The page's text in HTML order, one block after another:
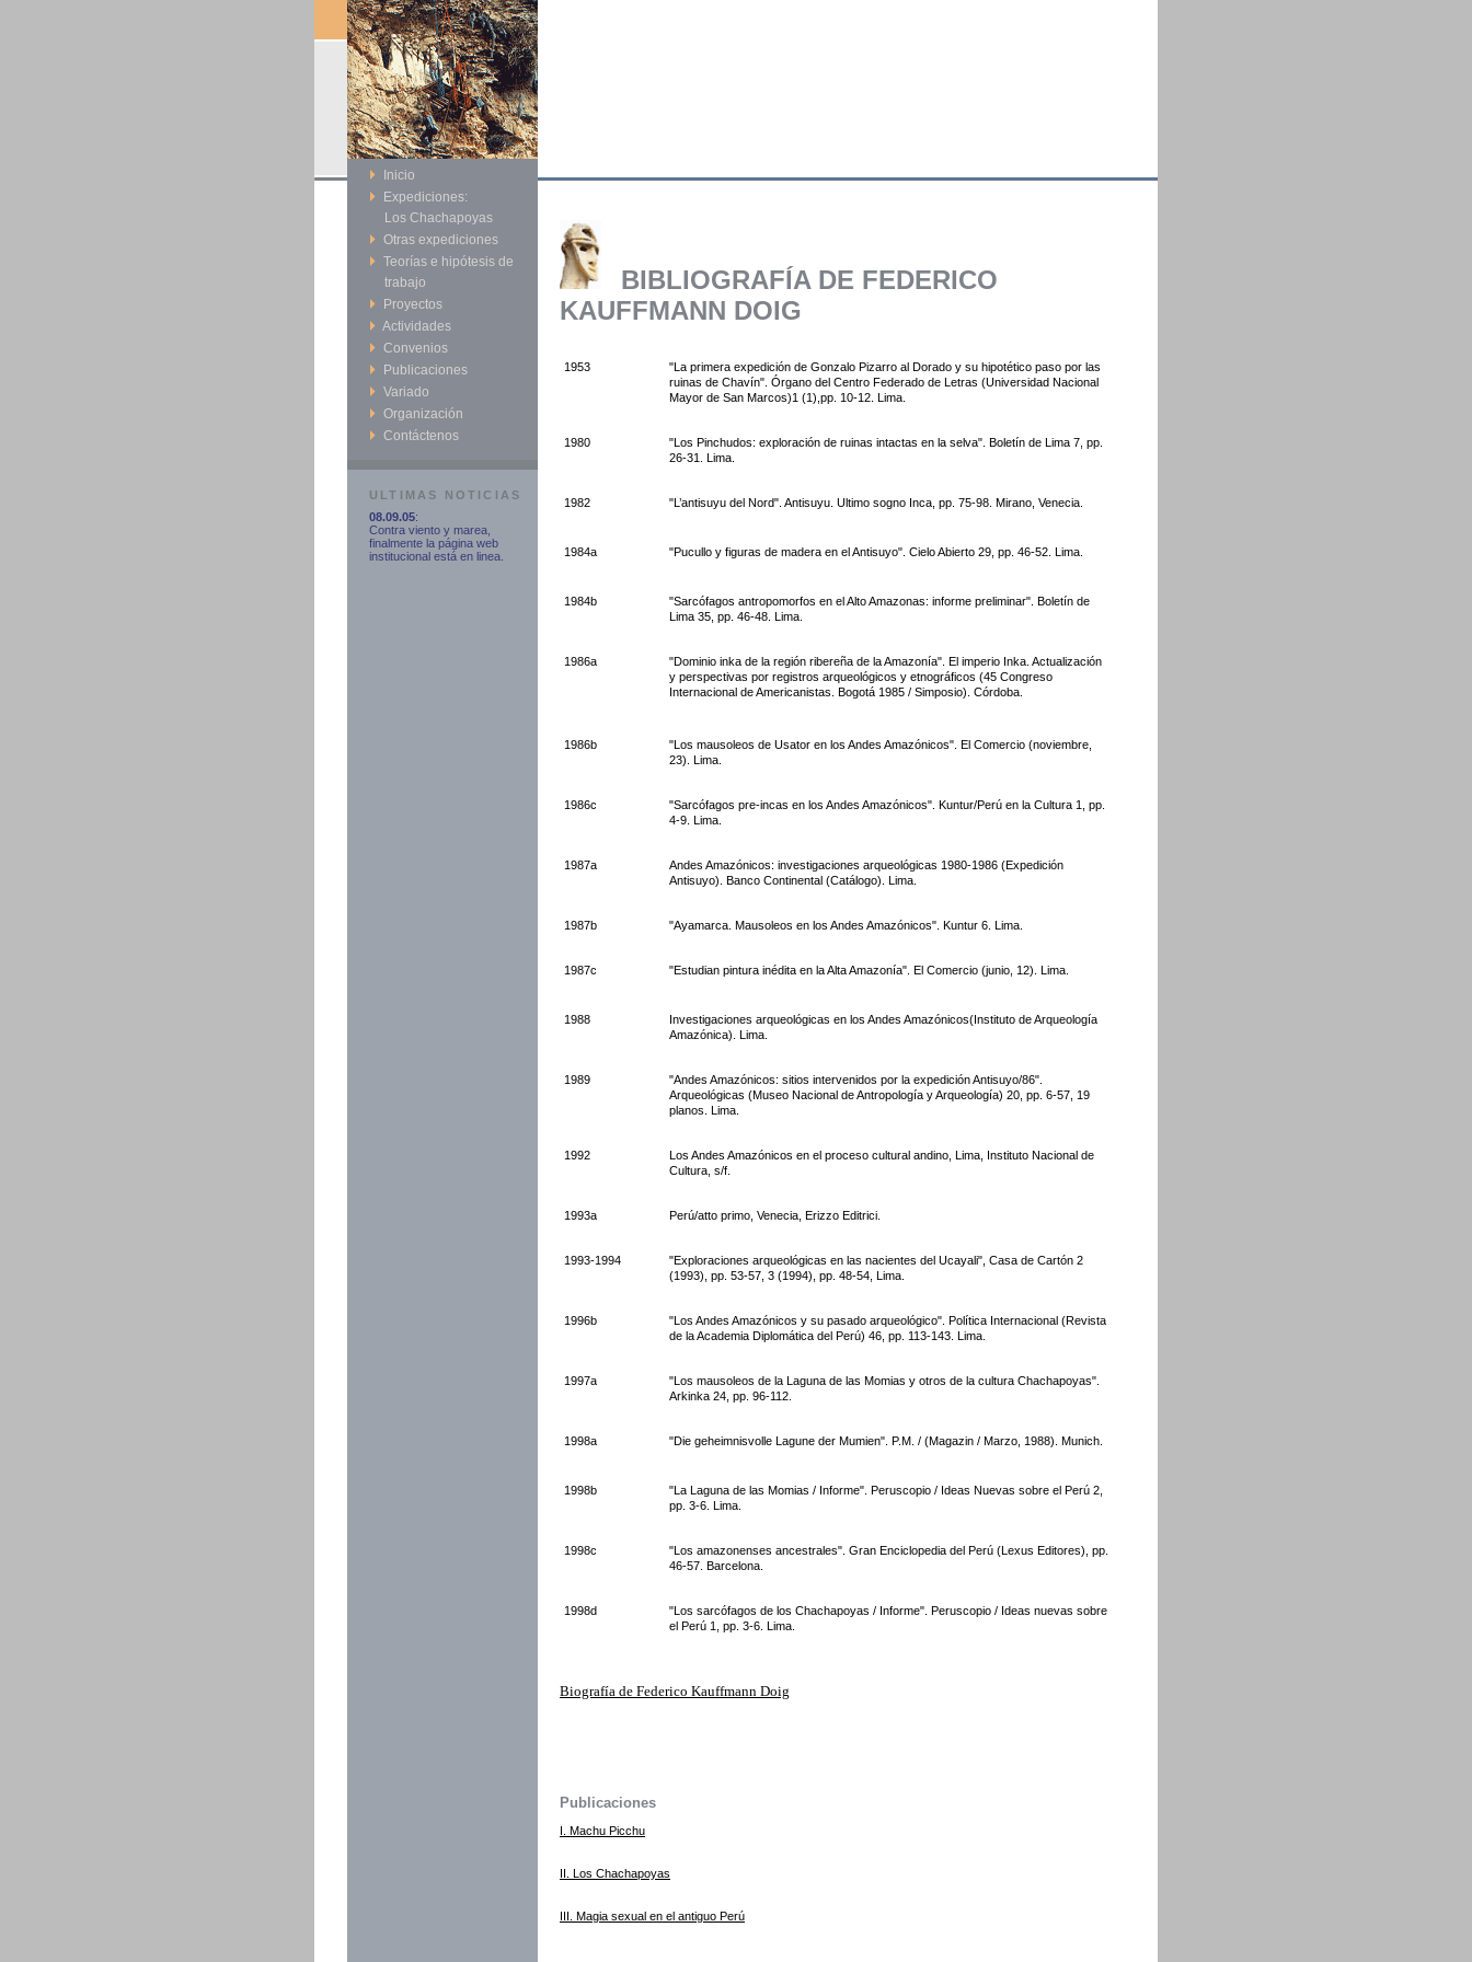
Inicio
Expediciones:
Los Chachapoyas
Otras expediciones
Teorías e hipótesis de
trabajo
Proyectos
Actividades
Convenios
Publicaciones
Variado
Organización
Contáctenos
ULTIMAS NOTICIAS
08.09.05:
Contra viento y marea,
finalmente la página web
institucional está en linea.
BIBLIOGRAFÍA DE FEDERICO
KAUFFMANN DOIG
1953
"La primera expedición de Gonzalo Pizarro al Dorado y su hipotético paso por las
ruinas de Chavín". Órgano del Centro Federado de Letras (Universidad Nacional
Mayor de San Marcos)1 (1),pp. 10-12. Lima.
1980
"Los Pinchudos: exploración de ruinas intactas en la selva". Boletín de Lima 7, pp.
26-31. Lima.
1982 "L’antisuyu del Nord". Antisuyu. Ultimo sogno Inca, pp. 75-98. Mirano, Venecia.
1984a "Pucullo y figuras de madera en el Antisuyo". Cielo Abierto 29, pp. 46-52. Lima.
1984b
"Sarcófagos antropomorfos en el Alto Amazonas: informe preliminar". Boletín de
Lima 35, pp. 46-48. Lima.
1986a
"Dominio inka de la región ribereña de la Amazonía". El imperio Inka. Actualización
y perspectivas por registros arqueológicos y etnográficos (45 Congreso
Internacional de Americanistas. Bogotá 1985 / Simposio). Córdoba.
1986b
"Los mausoleos de Usator en los Andes Amazónicos". El Comercio (noviembre,
23). Lima.
1986c
"Sarcófagos pre-incas en los Andes Amazónicos". Kuntur/Perú en la Cultura 1, pp.
4-9. Lima.
1987a
Andes Amazónicos: investigaciones arqueológicas 1980-1986 (Expedición
Antisuyo). Banco Continental (Catálogo). Lima.
1987b "Ayamarca. Mausoleos en los Andes Amazónicos". Kuntur 6. Lima.
1987c "Estudian pintura inédita en la Alta Amazonía". El Comercio (junio, 12). Lima.
1988
Investigaciones arqueológicas en los Andes Amazónicos(Instituto de Arqueología
Amazónica). Lima.
1989
"Andes Amazónicos: sitios intervenidos por la expedición Antisuyo/86".
Arqueológicas (Museo Nacional de Antropología y Arqueología) 20, pp. 6-57, 19
planos. Lima.
1992
Los Andes Amazónicos en el proceso cultural andino, Lima, Instituto Nacional de
Cultura, s/f.
1993a Perú/atto primo, Venecia, Erizzo Editrici.
1993-1994
"Exploraciones arqueológicas en las nacientes del Ucayali", Casa de Cartón 2
(1993), pp. 53-57, 3 (1994), pp. 48-54, Lima.
1996b
"Los Andes Amazónicos y su pasado arqueológico". Política Internacional (Revista
de la Academia Diplomática del Perú) 46, pp. 113-143. Lima.
1997a
"Los mausoleos de la Laguna de las Momias y otros de la cultura Chachapoyas".
Arkinka 24, pp. 96-112.
1998a "Die geheimnisvolle Lagune der Mumien". P.M. / (Magazin / Marzo, 1988). Munich.
1998b
"La Laguna de las Momias / Informe". Peruscopio / Ideas Nuevas sobre el Perú 2,
pp. 3-6. Lima.
1998c
"Los amazonenses ancestrales". Gran Enciclopedia del Perú (Lexus Editores), pp.
46-57. Barcelona.
1998d
"Los sarcófagos de los Chachapoyas / Informe". Peruscopio / Ideas nuevas sobre
el Perú 1, pp. 3-6. Lima.
Biografía de Federico Kauffmann Doig
Publicaciones
I. Machu Picchu
II. Los Chachapoyas
III. Magia sexual en el antiguo Perú